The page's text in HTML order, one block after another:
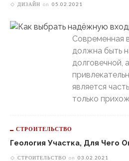
ДИЗАЙН on 05.02.2021
Современная
должна быть
долговечной,
является
только
СТРОИТЕЛЬСТВО
Геология Участка, Для Чего
СТРОИТЕЛЬСТВО on 03.02.2021